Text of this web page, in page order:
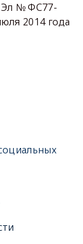
Эл № ФС77-
2014 года